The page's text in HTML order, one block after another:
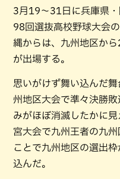
3月19〜31日に兵庫県
98回選抜高校野球大会
縄からは、九州地区か
が出場する。
思いがけず舞い込んだ
州地区大会で準々決勝
みがほぼ消滅したかに
宮大会で九州王者の九
ことで九州地区の選出
込んだ。